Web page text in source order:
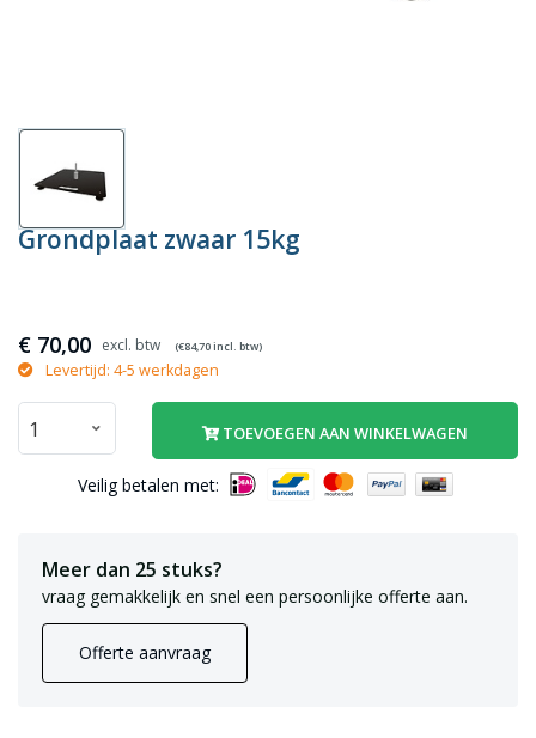
Grondplaat zwaar 15kg
€ 70,00 (€84,70incl. btw)
Levertijd: 4-5 werkdagen
TOEVOEGEN AAN WINKELWAGEN
Veilig betalen met:
Meer dan 25 stuks?
vraag gemakkelijk en snel een persoonlijke offerte aan.
Offerte aanvraag